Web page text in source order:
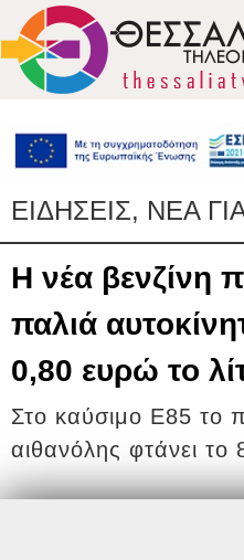
ΕΙΔΗΣΕΙΣ, ΝΕΑ
Η νέα βενζίνη
παλιά
0,80 ευρώ το
Στο καύσιμο Ε85 το
αιθανόλης φτάνει το